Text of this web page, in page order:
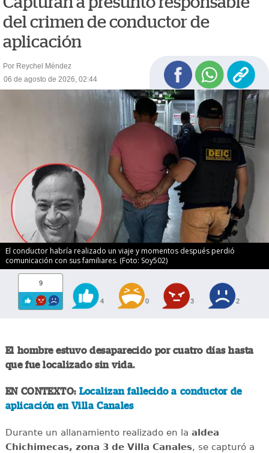
del crimen de conductor de
aplicación
Por Reychel Méndez
06 de agosto de 2026, 02:44
El conductor habría realizado un viaje y momentos después perdió
comunicación con sus familiares. (Foto: Soy502)
9
4 0 3 2
El hombre estuvo desaparecido por cuatro días hasta
que fue localizado sin vida.
EN CONTEXTO:Localizan fallecido a conductor de
aplicación en Villa Canales
Durante un allanamiento realizado en la aldea
Chichimecas, zona 3 de Villa Canales, se capturó a